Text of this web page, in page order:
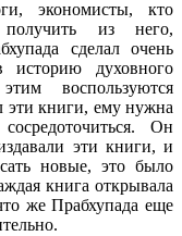
экономисты, кто
из него,
сделал очень
историю духовного
воспользуются
эти книги, ему нужна
Он
эти книги, и
новые, это было
книга открывала
же Прабхупада еще